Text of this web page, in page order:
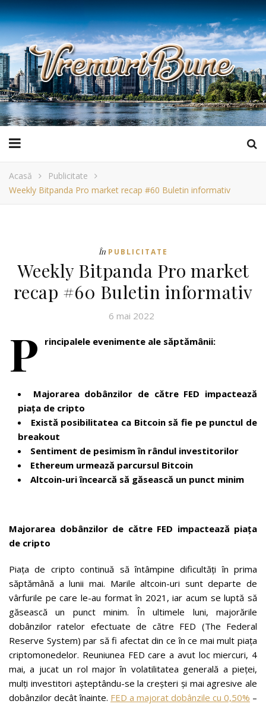
Acasă
Publicitate
Weekly Bitpanda Pro market recap #60 Buletin informativ
În PUBLICITATE
Weekly Bitpanda Pro market
recap #60 Buletin informativ
6 mai 2022
P rincipalele evenimente ale săptămânii:
Majorarea dobânzilor de către FED impactează
piața de cripto
Există posibilitatea ca Bitcoin să fie pe punctul de
breakout
Sentiment de pesimism în rândul investitorilor
Ethereum urmează parcursul Bitcoin
Altcoin-uri încearcă să găsească un punct minim
Majorarea dobânzilor de către FED impactează piața
de cripto
Piața de cripto continuă să întâmpine dificultăți în prima
săptămână a lunii mai. Marile altcoin-uri sunt departe de
vârfurile pe care le-au format în 2021, iar acum se luptă să
găsească un punct minim. În ultimele luni, majorările
dobânzilor ratelor efectuate de către FED (The Federal
Reserve System) par să fi afectat din ce în ce mai mult piața
criptomonedelor. Reuniunea FED care a avut loc miercuri, 4
mai, a jucat un rol major în volatilitatea generală a pieței,
mulți investitori așteptându-se la creșteri și mai agresive ale
dobânzilor decât înainte. FED a majorat dobânzile cu 0,50% –